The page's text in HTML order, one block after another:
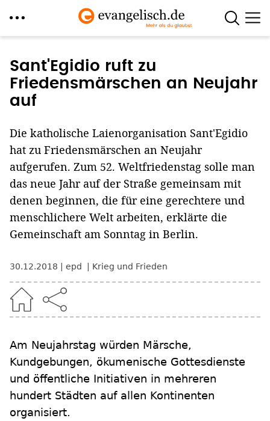
zum
Inhalt
Sant'Egidio ruft zu
Friedensmärschen an Neujahr
auf
Die katholische Laienorganisation Sant'Egidio
hat zu Friedensmärschen an Neujahr
aufgerufen. Zum 52. Weltfriedenstag solle man
das neue Jahr auf der Straße gemeinsam mit
denen beginnen, die für eine gerechtere und
menschlichere Welt arbeiten, erklärte die
Gemeinschaft am Sonntag in Berlin.
30.12.2018 epd Krieg und Frieden
Am Neujahrstag würden Märsche,
Kundgebungen, ökumenische Gottesdienste
und öffentliche Initiativen in mehreren
hundert Städten auf allen Kontinenten
organisiert.